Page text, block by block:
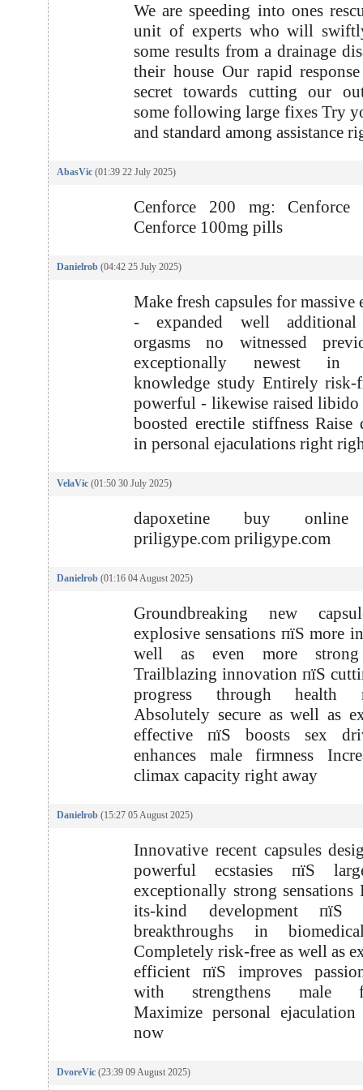
We are speeding into ones
unit of experts who will
some results from a drainage
their house Our rapid
secret towards cutting our
some following large fixes Try
and standard among assistance
AbasVic (01:39 22 July 2025)
Cenforce 200 mg: Cenforce
Cenforce 100mg pills
Danielrob (04:42 25 July 2025)
Make fresh capsules for massive
- expanded well additional
orgasms no witnessed
exceptionally newest in
knowledge study Entirely risk-
powerful - likewise raised libido
boosted erectile stiffness Raise
in personal ejaculations right
VelaVic (01:50 30 July 2025)
dapoxetine buy
priligype.com priligype.com
Danielrob (01:16 04 August 2025)
Groundbreaking new
explosive sensations пїЅ more
well as even more
Trailblazing innovation пїЅ
progress through health
Absolutely secure as well as
effective пїЅ boosts sex
enhances male firmness
climax capacity right away
Danielrob (15:27 05 August 2025)
Innovative recent capsules
powerful ecstasies пїЅ
exceptionally strong sensations
its-kind development пїЅ
breakthroughs in
Completely risk-free as well as
efficient пїЅ improves
with strengthens male
Maximize personal ejaculation
now
DvoreVic (23:39 09 August 2025)